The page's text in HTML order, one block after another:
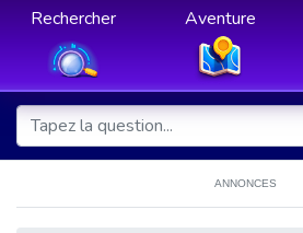
Rechercher Aventure
ANNONCES